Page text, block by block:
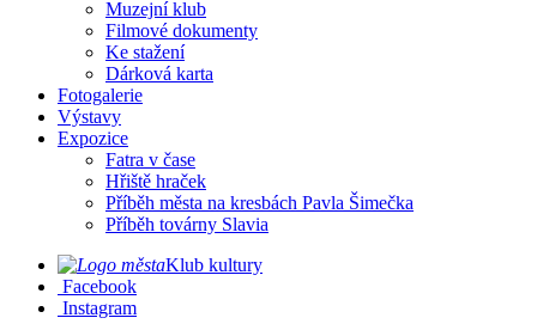
Muzejní klub
Filmové dokumenty
Ke stažení
Dárková karta
Fotogalerie
Výstavy
Expozice
Fatra v čase
Hřiště hraček
Příběh města na kresbách Pavla Šimečka
Příběh továrny Slavia
Klub kultury
Facebook
Instagram